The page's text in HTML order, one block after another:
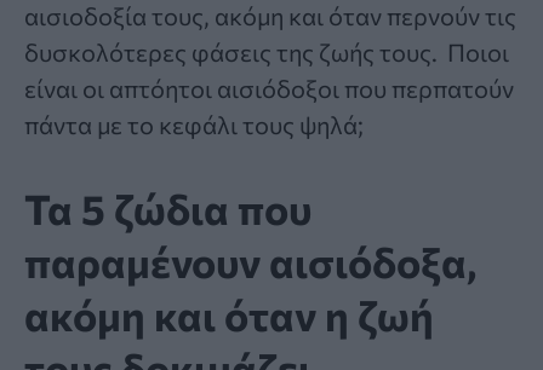
αισιοδοξία τους, ακόμη και όταν περνούν τις
δυσκολότερες φάσεις της ζωής τους. Ποιοι
είναι οι απτόητοι αισιόδοξοι που περπατούν
πάντα με το κεφάλι τους ψηλά;
Τα 5 ζώδια που
παραμένουν αισιόδοξα,
ακόμη και όταν η ζωή